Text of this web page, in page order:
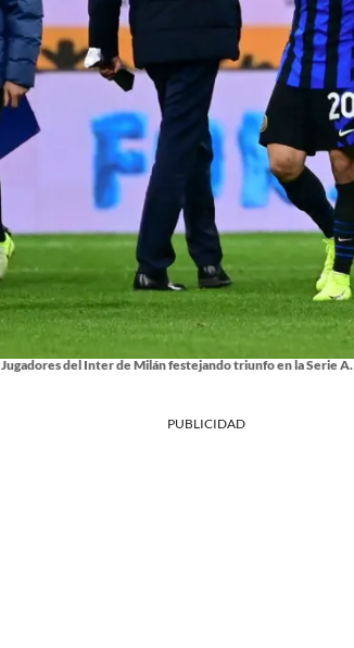
Jugadores del Inter de Milán festejando triunfo en la Serie A.
PUBLICIDAD